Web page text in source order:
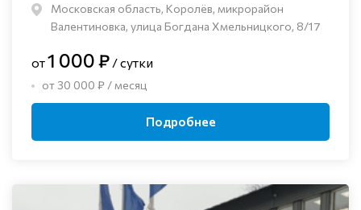
Московская область, Королёв, микрорайон
Валентиновка, улица Богдана Хмельницкого, 8/17
от1 000 ₽ / сутки
от 30 000 ₽ / месяц
Подробнее